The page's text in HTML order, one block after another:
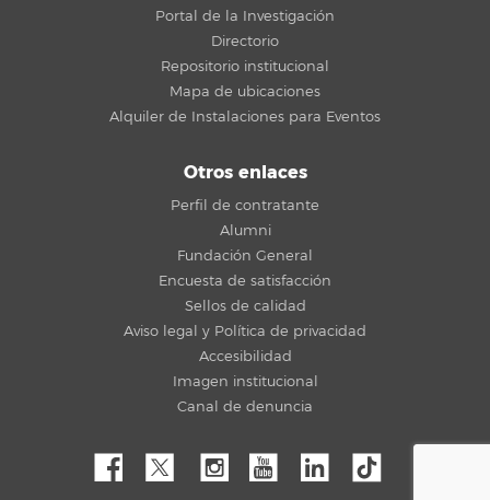
Portal de la Investigación
Directorio
Repositorio institucional
Mapa de ubicaciones
Alquiler de Instalaciones para Eventos
Otros enlaces
Perfil de contratante
Alumni
Fundación General
Encuesta de satisfacción
Sellos de calidad
Aviso legal y Política de privacidad
Accesibilidad
Imagen institucional
Canal de denuncia